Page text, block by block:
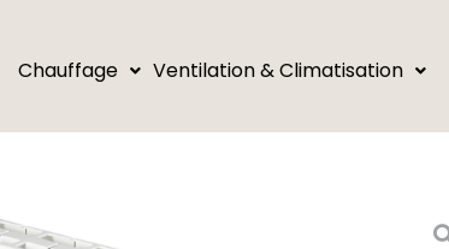
Chauffage Ventilation & Climatisation